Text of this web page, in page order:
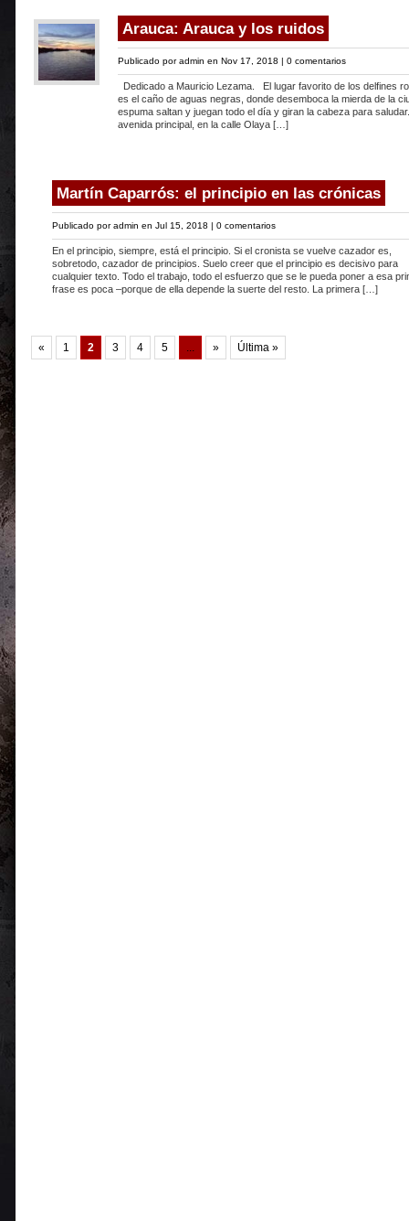
Arauca: Arauca y los ruidos
Publicado poradmin en Nov 17, 2018 | 0 comentarios
Dedicado a Mauricio Lezama. El lugar favorito de los delfines
es el caño de aguas negras, donde desemboca la mierda de la
espuma saltan y juegan todo el día y giran la cabeza para
avenida principal, en la calle Olaya […]
Martín Caparrós: el principio en las crónicas
Publicado poradmin en Jul 15, 2018 | 0 comentarios
En el principio, siempre, está el principio. Si el cronista se vuelve cazador es,
sobretodo, cazador de principios. Suelo creer que el principio es decisivo para
cualquier texto. Todo el trabajo, todo el esfuerzo que se le pueda poner a esa
frase es poca –porque de ella depende la suerte del resto. La primera […]
« 1 2 3 4 5 ... » Última »